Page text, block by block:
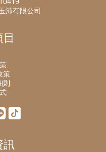
沛有限公司
策
則
訊